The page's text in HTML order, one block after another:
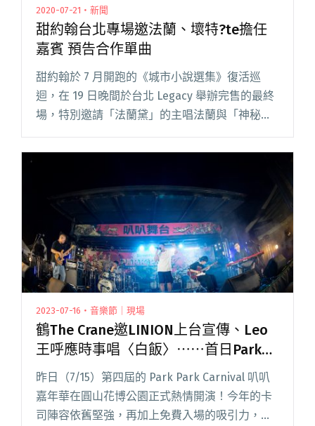
2020-07-21・新聞
甜約翰台北專場邀法蘭、壞特?te擔任
嘉賓 預告合作單曲
甜約翰於 7 月開跑的《城市小說選集》復活巡
迴，在 19 日晚間於台北 Legacy 舉辦完售的最終
場，特別邀請「法蘭黛」的主唱法蘭與「神秘女
合作翻唱自己的成名曲目〈留給你的我從未〉。
特?te擔任嘉賓 預告合作單曲"
2023-07-16・音樂節｜現場
鶴The Crane邀LINION上台宣傳、Leo
王呼應時事唱〈白飯〉⋯⋯首日Park
Park Carnival叭叭舞台的演出亮點回顧
昨日（7/15）第四屆的 Park Park Carnival 叭叭
嘉年華在圓山花博公園正式熱情開演！今年的卡
司陣容依舊堅強，再加上免費入場的吸引力，使